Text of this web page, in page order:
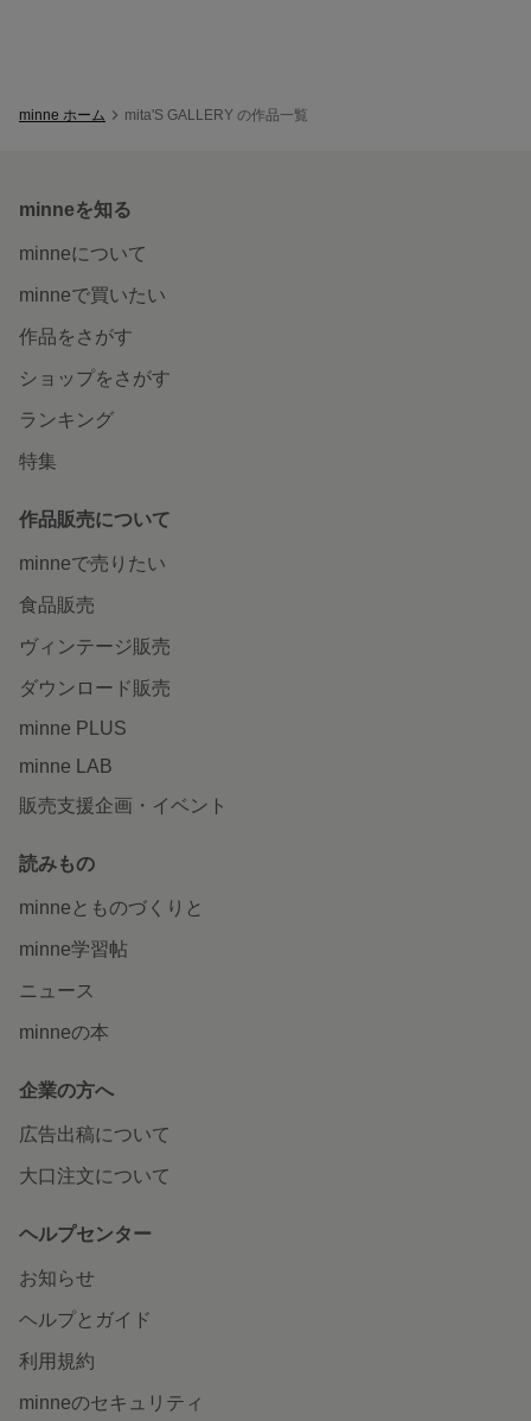
minne ホーム mita'S GALLERY の作品一覧
minneを知る
minneについて
minneで買いたい
作品をさがす
ショップをさがす
ランキング
特集
作品販売について
minneで売りたい
食品販売
ヴィンテージ販売
ダウンロード販売
minne PLUS
minne LAB
販売支援企画・イベント
読みもの
minneとものづくりと
minne学習帖
ニュース
minneの本
企業の方へ
広告出稿について
大口注文について
ヘルプセンター
お知らせ
ヘルプとガイド
利用規約
minneのセキュリティ